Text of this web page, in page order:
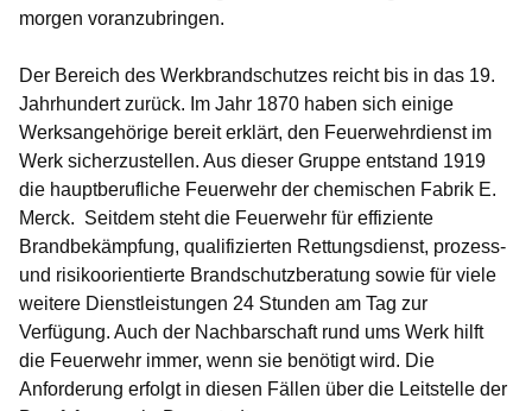
morgen voranzubringen.
Der Bereich des Werkbrandschutzes reicht bis in das 19.
Jahrhundert zurück. Im Jahr 1870 haben sich einige
Werksangehörige bereit erklärt, den Feuerwehrdienst im
Werk sicherzustellen. Aus dieser Gruppe entstand 1919
die hauptberufliche Feuerwehr der chemischen Fabrik E.
Merck. Seitdem steht die Feuerwehr für effiziente
Brandbekämp­fung, qualifizierten Rettungsdienst, prozess-
und risikoorientierte Brandschutzberatung sowie für viele
weitere Dienstleistungen 24 Stunden am Tag zur
Verfügung. Auch der Nachbarschaft rund ums Werk hilft
die Feuerwehr immer, wenn sie benötigt wird. Die
Anforderung erfolgt in diesen Fällen über die Leitstelle der